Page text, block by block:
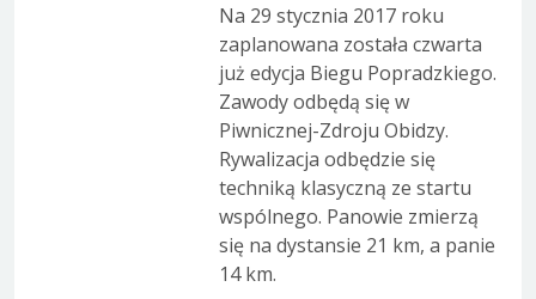
Na 29 stycznia 2017 roku
zaplanowana została czwarta
już edycja Biegu Popradzkiego.
Zawody odbędą się w
Piwnicznej-Zdroju Obidzy.
Rywalizacja odbędzie się
techniką klasyczną ze startu
wspólnego. Panowie zmierzą
się na dystansie 21 km, a panie
14 km.